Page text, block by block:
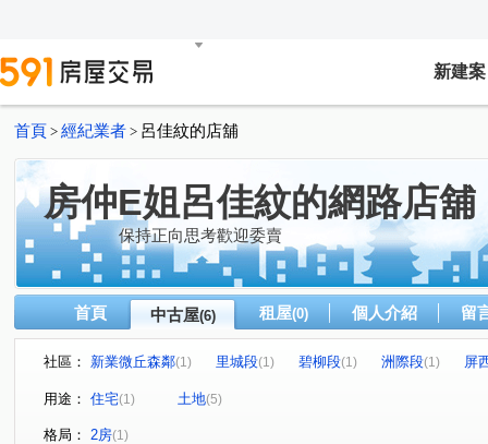
新建案
首頁 > 經紀業者 > 呂佳紋的店舖
房仲E姐呂佳紋的網路店舖
保持正向思考歡迎委賣
首頁 中古屋(6) 租屋(0) 個人介紹 留
社區： 新業微丘森鄰(1) 里城段(1) 碧柳段(1) 洲際段(1) 屏
用途： 住宅(1) 土地(5)
格局： 2房(1)